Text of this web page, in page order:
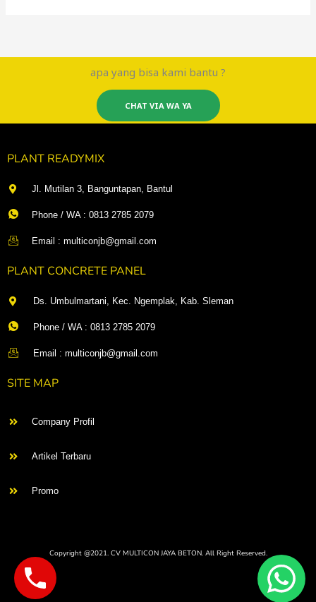
apa yang bisa kami bantu ?
CHAT VIA WA YA
PLANT READYMIX
Jl. Mutilan 3, Banguntapan, Bantul
Phone / WA : 0813 2785 2079
Email : multiconjb@gmail.com
PLANT CONCRETE PANEL
Ds. Umbulmartani, Kec. Ngemplak, Kab. Sleman
Phone / WA : 0813 2785 2079
Email : multiconjb@gmail.com
SITE MAP
Company Profil
Artikel Terbaru
Promo
Copyright @2021. CV MULTICON JAYA BETON. All Right Reserved.